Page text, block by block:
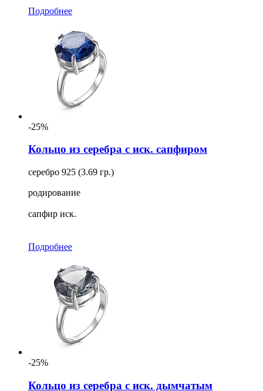
Подробнее
-25%
Кольцо из серебра с иск. сапфиром
серебро 925 (3.69 гр.)
родирование
сапфир иск.
Подробнее
-25%
Кольцо из серебра с иск. дымчатым